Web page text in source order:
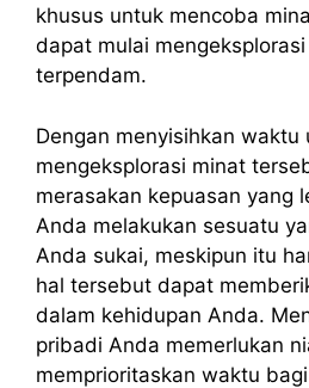
khusus untuk mencoba
dapat mulai
terpendam.
Dengan menyisihkan waktu
mengeksplorasi minat
merasakan kepuasan yang
Anda melakukan sesuatu
Anda sukai, meskipun itu
hal tersebut dapat
dalam kehidupan Anda.
pribadi Anda memerlukan
memprioritaskan waktu